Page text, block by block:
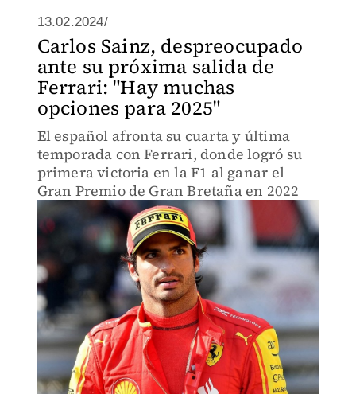
13.02.2024/
Carlos Sainz, despreocupado
ante su próxima salida de
Ferrari: "Hay muchas
opciones para 2025"
El español afronta su cuarta y última
temporada con Ferrari, donde logró su
primera victoria en la F1 al ganar el
Gran Premio de Gran Bretaña en 2022